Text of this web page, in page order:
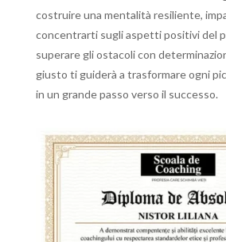
costruire una mentalità resiliente,
concentrarti sugli aspetti positivi del
superare gli ostacoli con
giusto ti guiderà a trasformare ogni
in un grande passo verso il successo.